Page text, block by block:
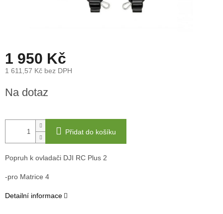
1 950 Kč
1 611,57 Kč bez DPH
cena:
Na dotaz
Přidat do košíku
Popruh k ovladači DJI RC Plus 2
-pro Matrice 4
Detailní informace